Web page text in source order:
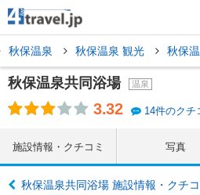
秋保温泉 秋保温泉 観光 秋保
秋保温泉共同浴場 温泉
3.32 14件のクチ
施設情報・クチコミ 写真
秋保温泉共同浴場 施設情報・クチ